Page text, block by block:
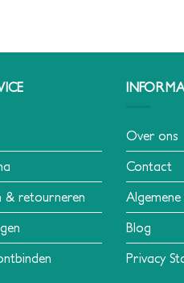
& retourneren
Over ons
Contact
Blog
Privacy